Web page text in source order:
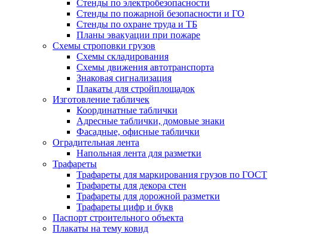
Стенды по электробезопасности
Стенды по пожарной безопасности и ГО
Стенды по охране труда и ТБ
Планы эвакуации при пожаре
Схемы строповки грузов
Схемы складирования
Схемы движения автотранспорта
Знаковая сигнализация
Плакаты для стройплощадок
Изготовление табличек
Координатные таблички
Адресные таблички, домовые знаки
Фасадные, офисные таблички
Оградительная лента
Напольная лента для разметки
Трафареты
Трафареты для маркирования грузов по ГОСТ
Трафареты для декора стен
Трафареты для дорожной разметки
Трафареты цифр и букв
Паспорт строительного объекта
Плакаты на тему ковид